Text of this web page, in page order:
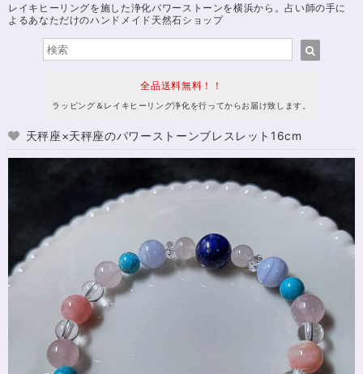
レイキヒーリングを施した浄化パワーストーンを横浜から。占い師の手に
よるあなただけのハンドメイド天然石ショップ
全品送料無料！！
ラッピング＆レイキヒーリング浄化を行ってからお届け致します。
天秤座×天秤座のパワーストーンブレスレット16cm